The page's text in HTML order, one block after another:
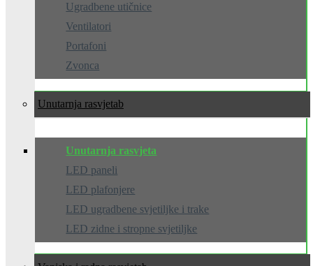
Ugradbene utičnice
Ventilatori
Portafoni
Zvonca
Unutarnja rasvjeta
Unutarnja rasvjeta
LED paneli
LED plafonjere
LED ugradbene svjetiljke i trake
LED zidne i stropne svjetiljke